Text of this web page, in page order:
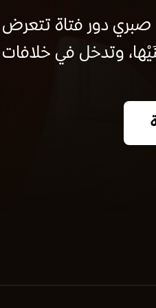
دور فتاة
وتدخل في